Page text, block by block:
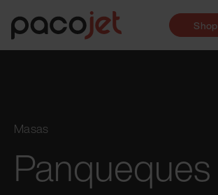
Shop
Masas
Panqueques